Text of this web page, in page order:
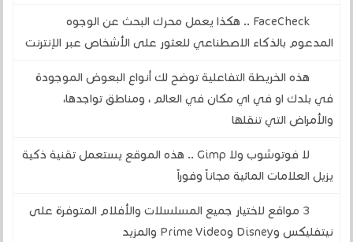
FaceCheck .. هكذا يعمل محرك البحث عن الوجوه
المدعوم بالذكاء الاصطناعي للعثور على الأشخاص عبر الإنترنت
هذه الخريطة التفاعلية توضح لك أنواع البعوض الموجودة
في بلدك او في اي مكان في العالم ، ومناطق تواجدها،
والأمراض التي تنقلها
لا فوتوشوب ولا Gimp .. هذه الموقع يستعمل تقنية ذكية
يزيل العلامات المائية مجاناً وفوراً
3 مواقع لاختيار جميع المسلسلات والأفلام المتوفرة على
نيتفليكس وDisney وPrime Video والمزيد